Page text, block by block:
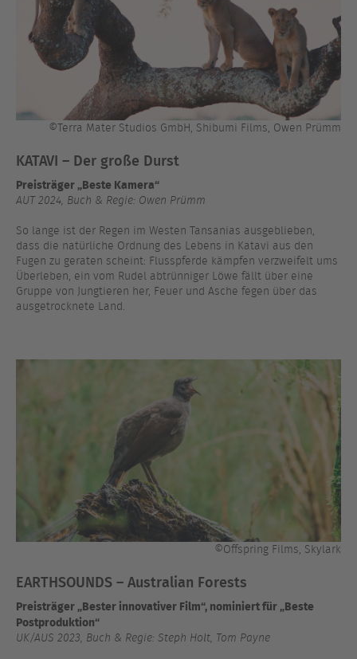
©Terra Mater Studios GmbH, Shibumi Films, Owen Prümm
KATAVI – Der große Durst
Preisträger „Beste Kamera“
AUT 2024, Buch & Regie: Owen Prümm
So lange ist der Regen im Westen Tansanias ausgeblieben,
dass die natürliche Ordnung des Lebens in Katavi aus den
Fugen zu geraten scheint: Flusspferde kämpfen verzweifelt ums
Überleben, ein vom Rudel abtrünniger Löwe fällt über eine
Gruppe von Jungtieren her, Feuer und Asche fegen über das
ausgetrocknete Land.
©Offspring Films, Skylark
EARTHSOUNDS – Australian Forests
Preisträger „Bester innovativer Film“, nominiert für „Beste
Postproduktion“
UK/AUS 2023, Buch & Regie: Steph Holt, Tom Payne